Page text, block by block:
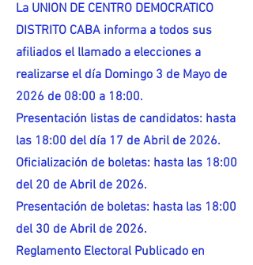
La UNION DE CENTRO DEMOCRATICO
DISTRITO CABA informa a todos sus
afiliados el llamado a elecciones a
realizarse el día Domingo 3 de Mayo de
2026 de 08:00 a 18:00.
Presentación listas de candidatos: hasta
las 18:00 del día 17 de Abril de 2026.
Oficialización de boletas: hasta las 18:00
del 20 de Abril de 2026.
Presentación de boletas: hasta las 18:00
del 30 de Abril de 2026.
Reglamento Electoral Publicado en